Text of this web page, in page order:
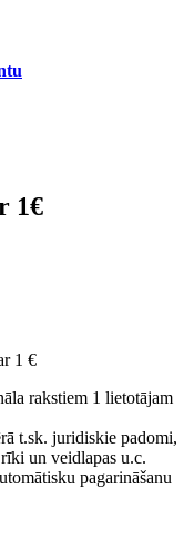
1€
1 €
rakstiem 1 lietotājam
t.sk. juridiskie padomi,
un veidlapas u.c.
pagarināšanu